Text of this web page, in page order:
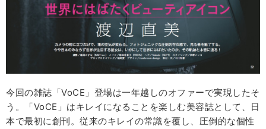
今回の雑誌「VoCE」登場は一年越しのオファーで実現したそ
う。「VoCE」はキレイになることを楽しむ美容誌として、日
本で最初に創刊。従来のキレイの常識を覆し、圧倒的な個性